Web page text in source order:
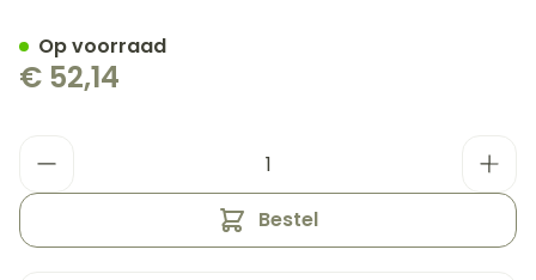
€ 52,14
Bestel
Op voorraad